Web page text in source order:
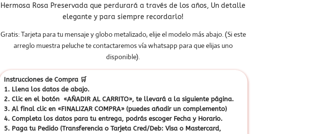
Hermosa Rosa Preservada que perdurará a través de los años, Un detalle
elegante y para siempre recordarlo!
Gratis: Tarjeta para tu mensaje y globo metalizado, elije el modelo más abajo. (Si este
arreglo muestra peluche te contactaremos vía whatsapp para que elijas uno
disponible).
Instrucciones de Compra 🛒
1. Llena los datos de abajo.
2. Clic en el botón «AÑADIR AL CARRITO», te llevará a la siguiente página.
3. Al final clic en «FINALIZAR COMPRA» (puedes añadir un complemento)
4. Completa los datos para tu entrega, podrás escoger Fecha y Horario.
5. Paga tu Pedido (Transferencia o Tarjeta Cred/Deb: Visa o Mastercard,